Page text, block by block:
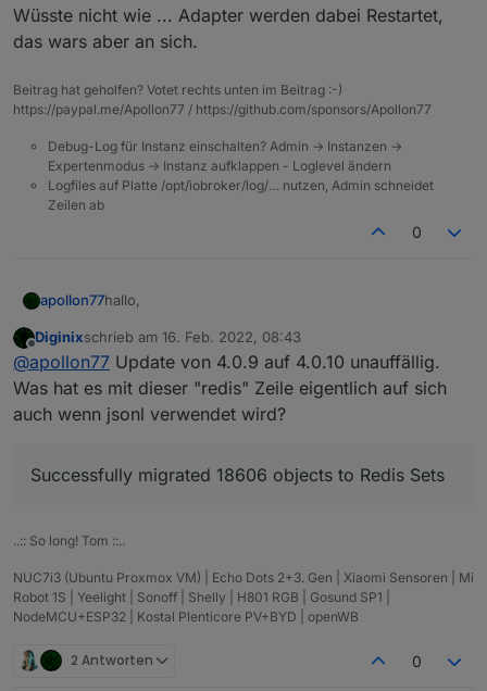
2022-02-16 09:13:13.926  - info: host.chet instance
2022-02-16 09:13:13.934  - info:
Wüsste nicht wie ... Adapter werden dabei Restartet,
das wars aber an sich.
Beitrag hat geholfen? Votet rechts unten im Beitrag :-)
https://paypal.me/Apollon77 / https://github.com/sponsors/Apollon77
Debug-Log für Instanz einschalten? Admin -> Instanzen ->
Expertenmodus -> Instanz aufklappen - Loglevel ändern
Logfiles auf Platte /opt/iobroker/log/… nutzen, Admin schneidet
Zeilen ab
0
apollon77hallo,
mit dem Feedback der letzten tage habe ich heute
den js-controller 4.0.10, aka Stable-RC2 für Euch.
Enthalten ist:
4.0.10 (2022-02-15)
(foxriver76) Fix module specific rebuild
extend calls for now
(Apollon77) Optimize some special cases on
adapter start
Rebuilds bei Node-JS updates sollten auch besser
Offline
Diginixschrieb am 16. Feb. 2022, 08:43
zuletzt editiert von
@apollon77 Update von 4.0.9 auf 4.0.10 unauffällig.
Was hat es mit dieser "redis" Zeile eigentlich auf sich
auch wenn jsonl verwendet wird?
Successfully migrated 18606 objects to Redis Sets
..:: So long! Tom ::..
NUC7i3 (Ubuntu Proxmox VM) | Echo Dots 2+3. Gen | Xiaomi Sensoren | Mi
Robot 1S | Yeelight | Sonoff | Shelly | H801 RGB | Gosund SP1 |
NodeMCU+ESP32 | Kostal Plenticore PV+BYD | openWB
2 Antworten 0